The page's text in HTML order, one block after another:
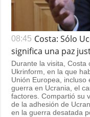
08:45 Costa: Sólo
significa una paz
Durante la visita, Costa
Ukrinform, en la que
Unión Europea, incluso
guerra en Ucrania, el
factores. Compartió su
de la adhesión de
en la guerra desatada